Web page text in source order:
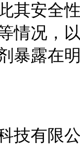
其安全
情况，
暴露在
技有限